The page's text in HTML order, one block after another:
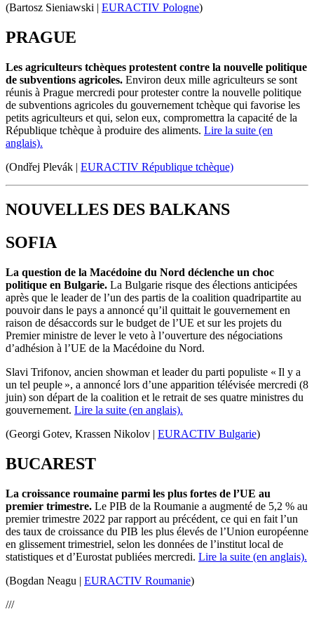
(Bartosz Sieniawski | EURACTIV Pologne)
PRAGUE
Les agriculteurs tchèques protestent contre la nouvelle politique
de subventions agricoles. Environ deux mille agriculteurs se sont
réunis à Prague mercredi pour protester contre la nouvelle politique
de subventions agricoles du gouvernement tchèque qui favorise les
petits agriculteurs et qui, selon eux, compromettra la capacité de la
République tchèque à produire des aliments. Lire la suite (en
anglais).
(Ondřej Plevák | EURACTIV République tchèque)
NOUVELLES DES BALKANS
SOFIA
La question de la Macédoine du Nord déclenche un choc
politique en Bulgarie. La Bulgarie risque des élections anticipées
après que le leader de l’un des partis de la coalition quadripartite au
pouvoir dans le pays a annoncé qu’il quittait le gouvernement en
raison de désaccords sur le budget de l’UE et sur les projets du
Premier ministre de lever le veto à l’ouverture des négociations
d’adhésion à l’UE de la Macédoine du Nord.
Slavi Trifonov, ancien showman et leader du parti populiste « Il y a
un tel peuple », a annoncé lors d’une apparition télévisée mercredi (8
juin) son départ de la coalition et le retrait de ses quatre ministres du
gouvernement. Lire la suite (en anglais).
(Georgi Gotev, Krassen Nikolov | EURACTIV Bulgarie)
BUCAREST
La croissance roumaine parmi les plus fortes de l’UE au
premier trimestre. Le PIB de la Roumanie a augmenté de 5,2 % au
premier trimestre 2022 par rapport au précédent, ce qui en fait l’un
des taux de croissance du PIB les plus élevés de l’Union européenne
en glissement trimestriel, selon les données de l’institut local de
statistiques et d’Eurostat publiées mercredi. Lire la suite (en anglais).
(Bogdan Neagu | EURACTIV Roumanie)
///